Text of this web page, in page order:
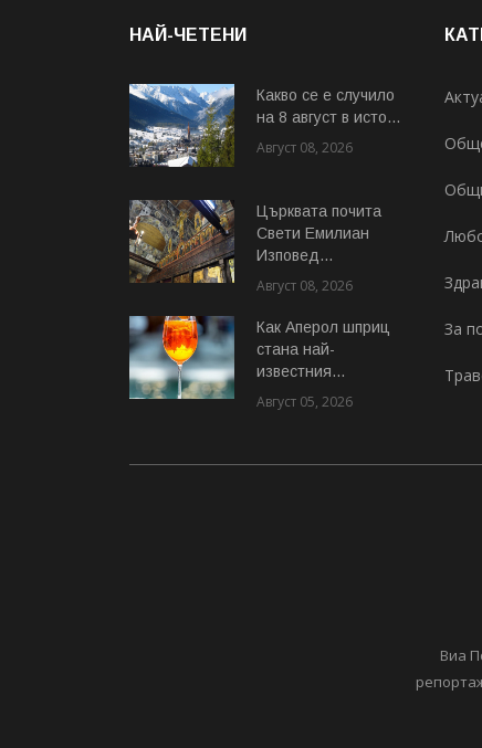
НАЙ-ЧЕТЕНИ
Какво се е случило
на 8 август в исто...
Август 08, 2026
Църквата почита
Свeти Емилиан
Изповед...
Август 08, 2026
Как Аперол шприц
стана най-
известния...
Август 05, 2026
За
Виа